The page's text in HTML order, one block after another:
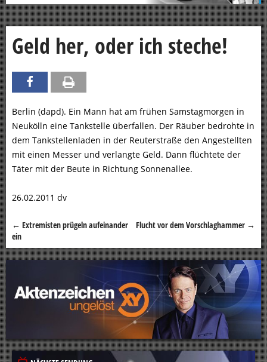
Geld her, oder ich steche!
Berlin (dapd). Ein Mann hat am frühen Samstagmorgen in
Neukölln eine Tankstelle überfallen. Der Räuber bedrohte in
dem Tankstellenladen in der Reuterstraße den Angestellten
mit einen Messer und verlangte Geld. Dann flüchtete der
Täter mit der Beute in Richtung Sonnenallee.
26.02.2011 dv
Beitragsnavigation
← Extremisten prügeln aufeinander
ein
Flucht vor dem Vorschlaghammer →